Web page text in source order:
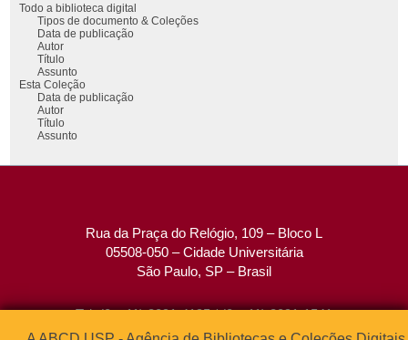
Todo a biblioteca digital
Tipos de documento & Coleções
Data de publicação
Autor
Título
Assunto
Esta Coleção
Data de publicação
Autor
Título
Assunto
Rua da Praça do Relógio, 109 – Bloco L
05508-050 – Cidade Universitária
São Paulo, SP – Brasil
Tel: (0xx11) 3091-4195 / (0xx11) 3091-1541
Fax: (0xx11) 3091-1567